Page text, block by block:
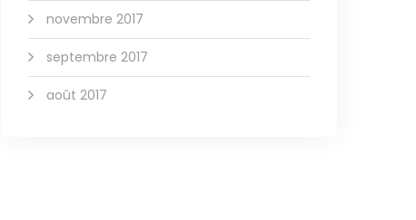
novembre 2017
septembre 2017
août 2017